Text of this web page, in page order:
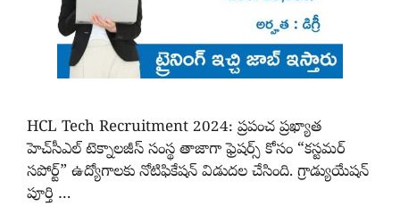
HCL Tech Recruitment 2024: ప్రపంచ ప్రఖ్యాత
హెచ్‌సీఎల్ టెక్నాలజీస్ సంస్థ తాజాగా ఫ్రెషర్స్ కోసం “కస్టమర్
సపోర్ట్” ఉద్యోగాలకు నోటిఫికేషన్ విడుదల చేసింది. గ్రాడ్యుయేషన్
పూర్తి …